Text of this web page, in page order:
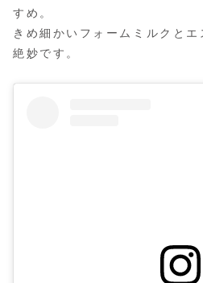
すめ。
きめ細かいフォームミルクと
絶妙です。